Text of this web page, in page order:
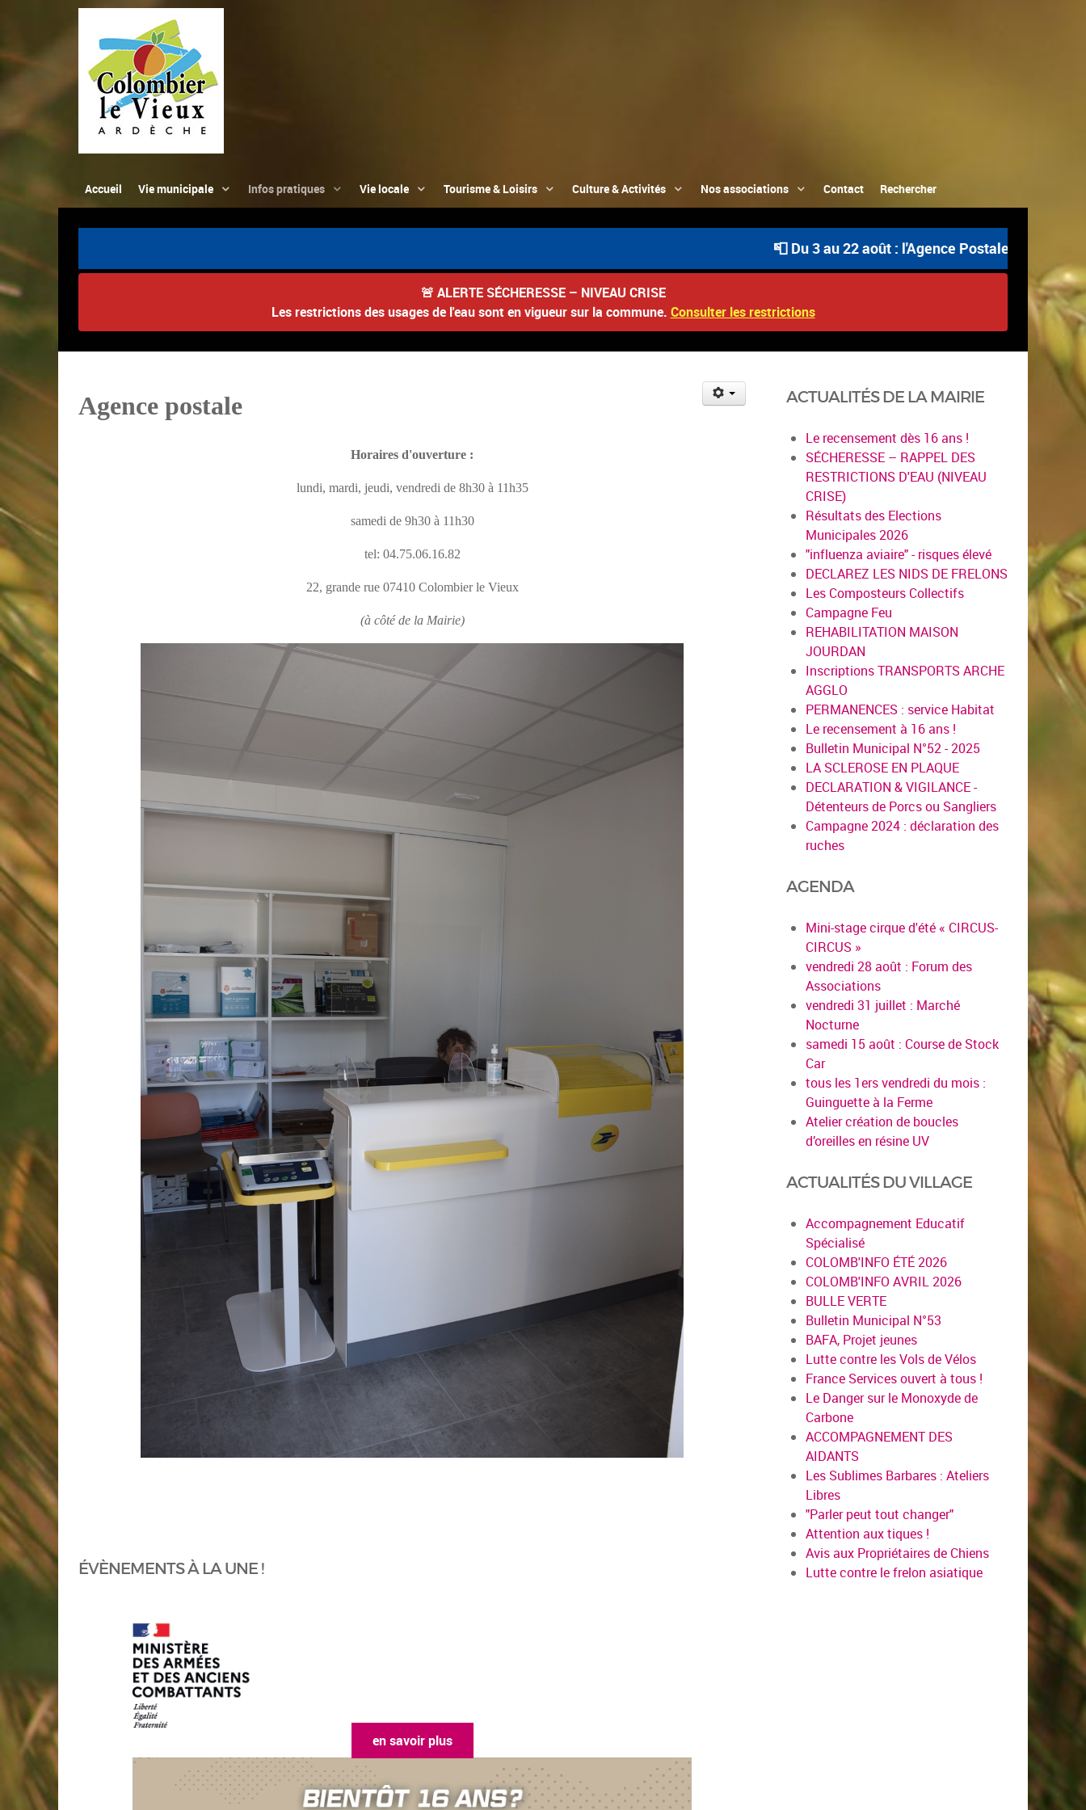
Accueil Vie municipale Infos pratiques Vie locale Tourisme & Loisirs Culture & Activités Nos associations Contact Rechercher
📮 Du 3 au 22 août : l'Agence Postale Communale
🚨 ALERTE SÉCHERESSE – NIVEAU CRISE
Les restrictions des usages de l'eau sont en vigueur sur la commune. Consulter les restrictions
Agence postale
Horaires d'ouverture :
lundi, mardi, jeudi, vendredi de 8h30 à 11h35
samedi de 9h30 à 11h30
tel: 04.75.06.16.82
22, grande rue 07410 Colombier le Vieux
(à côté de la Mairie)
ÉVÈNEMENTS À LA UNE !
en savoir plus
ACTUALITÉS DE LA MAIRIE
Le recensement dès 16 ans !
SÉCHERESSE – RAPPEL DES
RESTRICTIONS D'EAU (NIVEAU
CRISE)
Résultats des Elections
Municipales 2026
"influenza aviaire" - risques élevé
DECLAREZ LES NIDS DE FRELONS
Les Composteurs Collectifs
Campagne Feu
REHABILITATION MAISON
JOURDAN
Inscriptions TRANSPORTS ARCHE
AGGLO
PERMANENCES : service Habitat
Le recensement à 16 ans !
Bulletin Municipal N°52 - 2025
LA SCLEROSE EN PLAQUE
DECLARATION & VIGILANCE -
Détenteurs de Porcs ou Sangliers
Campagne 2024 : déclaration des
ruches
AGENDA
Mini-stage cirque d'été « CIRCUS-
CIRCUS »
vendredi 28 août : Forum des
Associations
vendredi 31 juillet : Marché
Nocturne
samedi 15 août : Course de Stock
Car
tous les 1ers vendredi du mois :
Guinguette à la Ferme
Atelier création de boucles
d’oreilles en résine UV
ACTUALITÉS DU VILLAGE
Accompagnement Educatif
Spécialisé
COLOMB'INFO ÉTÉ 2026
COLOMB'INFO AVRIL 2026
BULLE VERTE
Bulletin Municipal N°53
BAFA, Projet jeunes
Lutte contre les Vols de Vélos
France Services ouvert à tous !
Le Danger sur le Monoxyde de
Carbone
ACCOMPAGNEMENT DES
AIDANTS
Les Sublimes Barbares : Ateliers
Libres
"Parler peut tout changer"
Attention aux tiques !
Avis aux Propriétaires de Chiens
Lutte contre le frelon asiatique